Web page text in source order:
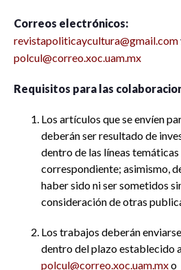
Correos electrónicos:
revistapoliticaycultura@gmail.com
polcul@correo.xoc.uam.mx
Requisitos para las
Los artículos que se envíen
deberán ser resultado de
dentro de las líneas
correspondiente; asimismo,
haber sido ni ser sometidos
consideración de otras
Los trabajos deberán
dentro del plazo establecido
polcul@correo.xoc.uam.mxo